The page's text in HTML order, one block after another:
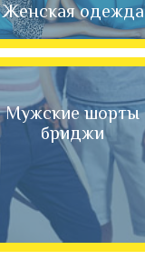
Женская одежда
Мужские шорты
бриджи